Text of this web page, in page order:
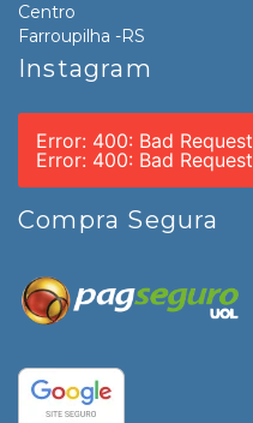
Centro
Farroupilha -RS
Instagram
Error: 400: Bad Request
Error: 400: Bad Request
Compra Segura